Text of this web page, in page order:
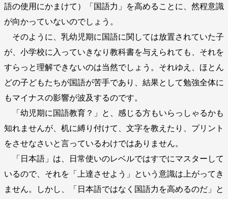
語の使用にかまけて）「国語力」を高めることに、然程意識
が向かっていないのでしょう。
そのように、乳幼児期に国語に関しては放置されていた子
が、小学校に入っていきなり教科書を与えられても、それを
すらっと理解できないのは当然でしょう。それゆえ、ほとん
どの子どもたちが国語が苦手であり、結果として勉強全体に
もマイナスの影響が波及するのです。
「幼児期に国語教育？」と、感じる方もいらっしゃるかも
知れませんが、机に縛り付けて、文字を教えたり、プリント
をさせなさいと言っているわけではありません。
「日本語」は、日常使いのレベルではすでにマスターして
いるので、それを「上達させよう」という意識は上がってき
ません。しかし、「日本語ではなく国語力を高めるのだ」と